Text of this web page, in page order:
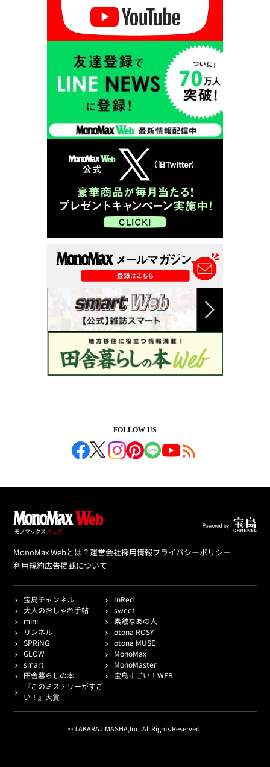
FOLLOW US
MonoMax Webとは？運営会社採用情報プライバシーポリシー
利用規約広告掲載について
宝島チャンネル
InRed
大人のおしゃれ手帖
sweet
mini
素敵なあの人
リンネル
otona ROSY
SPRiNG
otona MUSE
GLOW
MonoMax
smart
MonoMaster
田舎暮らしの本
宝島すごい！WEB
『このミステリーがすご
い！』大賞
© TAKARAJIMASHA,Inc. All Rights Reserved.